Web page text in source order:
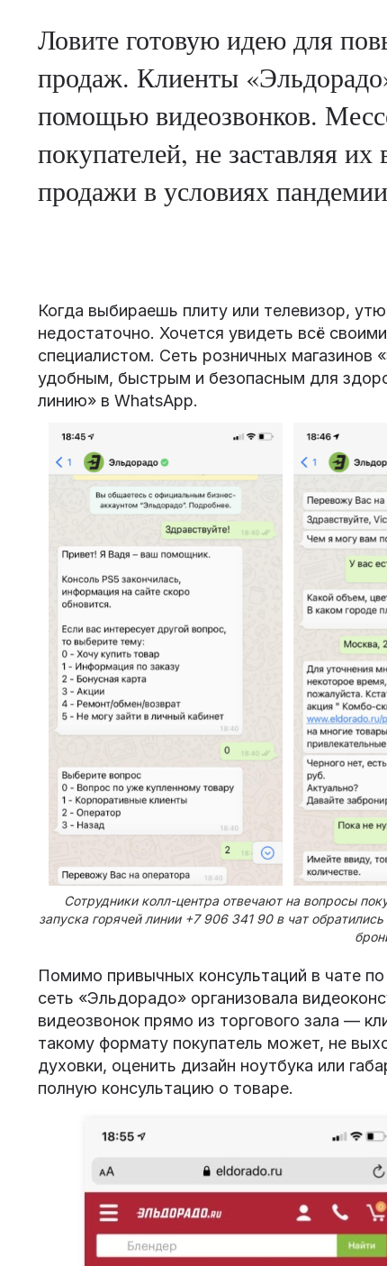
Ловите готовую идею для
продаж. Клиенты
помощью видеозвонков.
покупателей, не заставляя
продажи в условиях
Когда выбираешь плиту или телевизор,
недостаточно. Хочется увидеть всё
специалистом. Сеть розничных
удобным, быстрым и безопасным для
линию» в WhatsApp.
Сотрудники колл-центра отвечают на вопросы
запуска горячей линии +7 906 341 90 в чат
Помимо привычных консультаций в чате
сеть «Эльдорадо» организовала
видеозвонок прямо из торгового зала —
такому формату покупатель может, не
духовки, оценить дизайн ноутбука или
полную консультацию о товаре.